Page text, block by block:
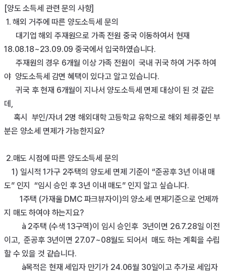
[양도 소득세 관련 문의 사항]
1. 해외 거주에 따른 양도소득세 문의
대기업 해외 주재원으로 가족 전원 중국 이동하여서 현재
18.08.18~23.09.09 중국에서 입국하였습니다.
주재원의 경우 6개월 이상 가족 전원이  국내 귀국 하여 거주 하여
야  양도소득세 감면 혜택이 있다고 알고 있습니다.
귀국 후 현재 6개월이 지나서 양도소득세 면제 대상이 된 것 같은
데,
혹시  부인/자녀 2명 해외대학 고등학교 유학으로 해외 체류중인 부
분은 양소세 면제가 가능한지요?
2.매도 시점에 따른 양도소득세 문의
1) 일시적 1가구 2주택의 양도세 면제 기준이 “준공후 3년 이내 매
도” 인지  “임시 승인 후 3년 이내 매도” 인지 알고 싶습니다.
1주택 (가재울 DMC 파크뷰자이)의 양소세 면제기준으로 언제까
지 매도 하여야 하는지요?
à 2주택 (수색 13구역)이 임시 승인후  3년이면 26.7.28일 이전
이고,  준공후 3년이면 27.07~08월도 되어서  매도 하는 계획을 수립
할 수 있을 것 같습니다.
à목적은 현재 세입자 만기가 24.06월 30일이고 추가로 세입자